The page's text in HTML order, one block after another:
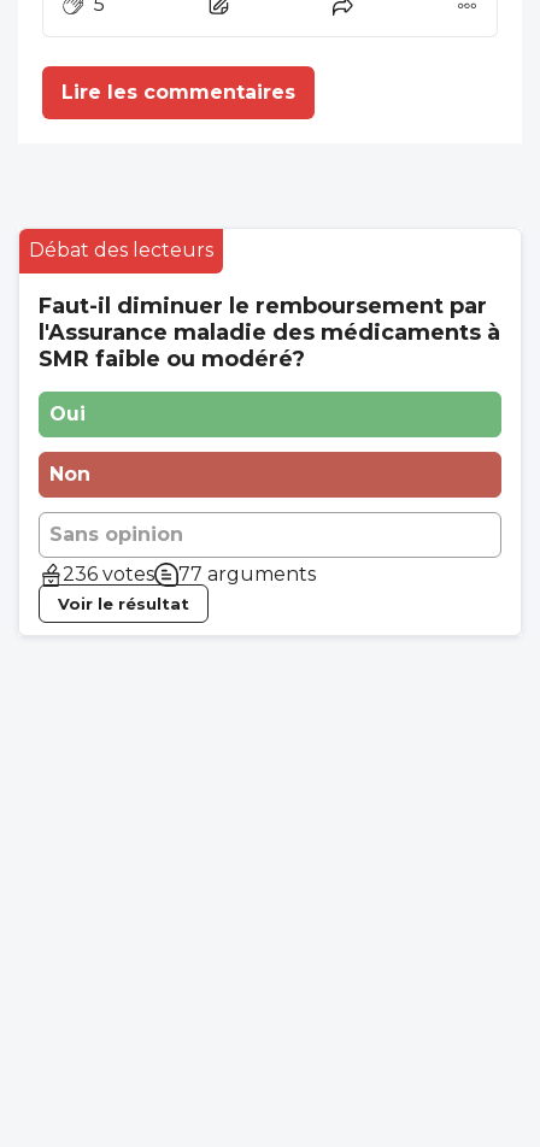
marché du frais en parcourant un site qui
distribue depuis plus de 30 ans un
complément Fruits (9), Légumes (9) et
baies rouges (9) dans des conditions très
abordables:
5
Lire les commentaires
Débat des lecteurs
Faut-il diminuer le remboursement par
l'Assurance maladie des médicaments à
SMR faible ou modéré?
Oui
Non
Sans opinion
236 votes
77 arguments
Voir le résultat